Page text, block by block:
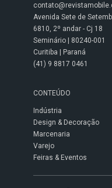
Avenida Sete de
6810, 2º andar - Cj 18
Seminário | 80240-001
Curitiba | Paraná
(41) 9 8817 0461
CONTEÚDO
Indústria
Design & Decoração
Marcenaria
Varejo
Feiras & Eventos